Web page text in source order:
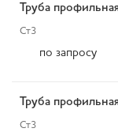
Труба
Ст3
по запросу
Труба
Ст3